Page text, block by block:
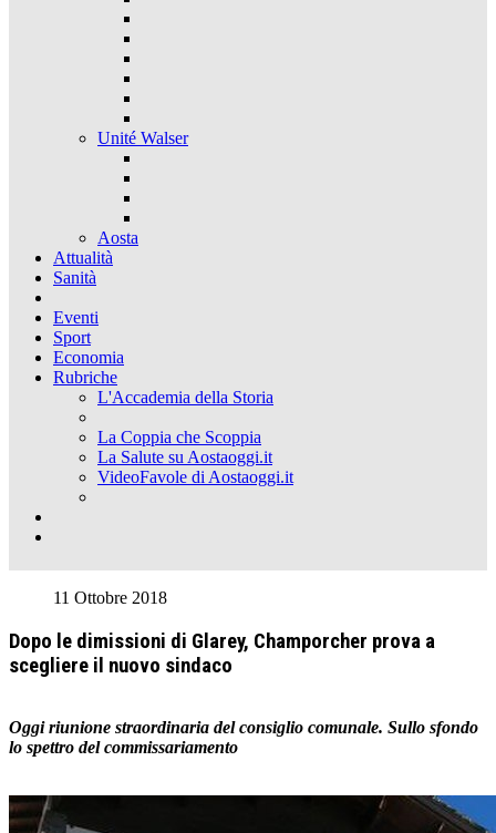
Unité Walser
Aosta
Attualità
Sanità
Eventi
Sport
Economia
Rubriche
L'Accademia della Storia
La Coppia che Scoppia
La Salute su Aostaoggi.it
VideoFavole di Aostaoggi.it
11 Ottobre 2018
Dopo le dimissioni di Glarey, Champorcher prova a
scegliere il nuovo sindaco
Oggi riunione straordinaria del consiglio comunale. Sullo sfondo
lo spettro del commissariamento